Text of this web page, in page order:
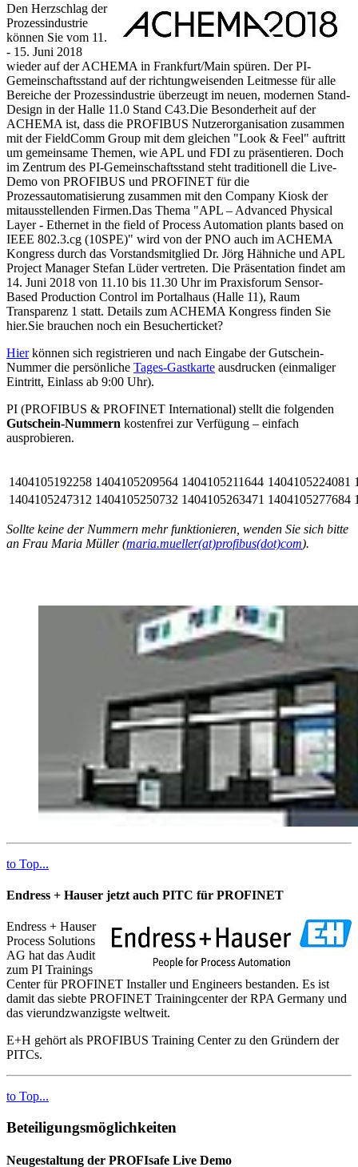
Den Herzschlag der
Prozessindustrie
können Sie vom 11.
- 15. Juni 2018
wieder auf der ACHEMA in Frankfurt/Main spüren. Der PI-
Gemeinschaftsstand auf der richtungweisenden Leitmesse für alle
Bereiche der Prozessindustrie überzeugt im neuen, modernen Stand-
Design in der Halle 11.0 Stand C43.Die Besonderheit auf der
ACHEMA ist, dass die PROFIBUS Nutzerorganisation zusammen
mit der FieldComm Group mit dem gleichen "Look & Feel" auftritt
um gemeinsame Themen, wie APL und FDI zu präsentieren. Doch
im Zentrum des PI-Gemeinschaftsstand steht traditionell die Live-
Demo von PROFIBUS und PROFINET für die
Prozessautomatisierung zusammen mit den Company Kiosk der
mitausstellenden Firmen.Das Thema "APL – Advanced Physical
Layer - Ethernet in the field of Process Automation plants based on
IEEE 802.3.cg (10SPE)" wird von der PNO auch im ACHEMA
Kongress durch das Vorstandsmitglied Dr. Jörg Hähniche und APL
Project Manager Stefan Lüder vertreten. Die Präsentation findet am
14. Juni 2018 von 11.10 bis 11.30 Uhr im Praxisforum Sensor-
Based Production Control im Portalhaus (Halle 11), Raum
Transparenz 1 statt. Details zum ACHEMA Kongress finden Sie
hier.Sie brauchen noch ein Besucherticket?
Hierkönnen sich registrieren und nach Eingabe der Gutschein-
Nummer die persönliche Tages-Gastkarte ausdrucken (einmaliger
Eintritt, Einlass ab 9:00 Uhr).
PI (PROFIBUS & PROFINET International) stellt die folgenden
Gutschein-Nummern kostenfrei zur Verfügung – einfach
ausprobieren.
1404105192258 1404105209564 1404105211644 1404105224081
1404105247312 1404105250732 1404105263471 1404105277684
Sollte keine der Nummern mehr funktionieren, wenden Sie sich bitte
an Frau Maria Müller (maria.mueller(at)profibus(dot)com).
to Top...
Endress + Hauser jetzt auch PITC für PROFINET
Endress + Hauser
Process Solutions
AG hat das Audit
zum PI Trainings
Center für PROFINET Installer und Engineers bestanden. Es ist
damit das siebte PROFINET Trainingcenter der RPA Germany und
das vierundzwanzigste weltweit.
E+H gehört als PROFIBUS Training Center zu den Gründern der
PITCs.
to Top...
Beteiligungsmöglichkeiten
Neugestaltung der PROFIsafe Live Demo